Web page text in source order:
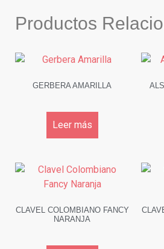
Productos
GERBERA AMARILLA
Leer más
CLAVEL COLOMBIANO FANCY
NARANJA